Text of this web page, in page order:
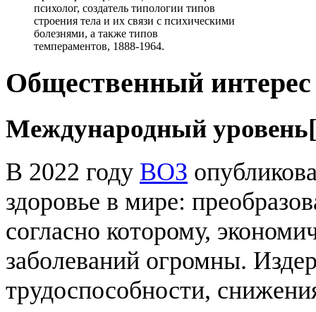
психолог, создатель типологии типов
строения тела и их связи с психическими
болезнями, а также типов
темпераментов, 1888-1964.
Общественный интерес
Международный уровень[
В 2022 году ВОЗ
здоровье в мире:
согласно которому,
заболеваний огромны.
трудоспособности,